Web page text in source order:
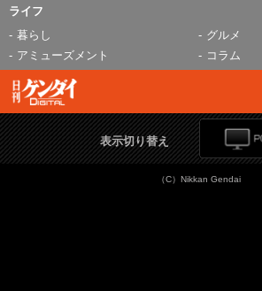
ライフ
暮らし
グルメ
アミューズメント
コラム
表示切り替え
（C）Nikkan Gendai